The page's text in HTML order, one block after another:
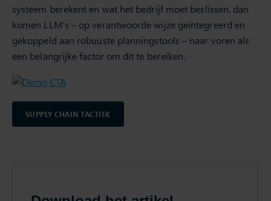
systeem berekent en wat het bedrijf moet beslissen, dan
komen LLM’s – op verantwoorde wijze geïntegreerd en
gekoppeld aan robuuste planningstools – naar voren als
een belangrijke factor om dit te bereiken.
SUPPLY CHAIN TACTIEK